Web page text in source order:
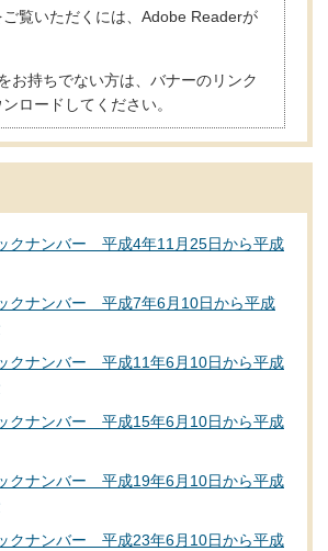
覧いただくには、Adobe Readerが
お持ちでない方は、バナーのリンク
ロードしてください。
クナンバー 平成4年11月25日から平成
クナンバー 平成7年6月10日から平成
クナンバー 平成11年6月10日から平成
クナンバー 平成15年6月10日から平成
クナンバー 平成19年6月10日から平成
クナンバー 平成23年6月10日から平成